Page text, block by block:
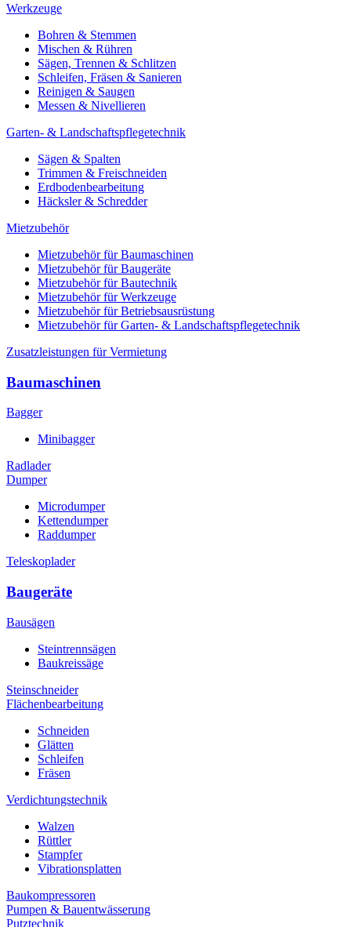
Werkzeuge
Bohren & Stemmen
Mischen & Rühren
Sägen, Trennen & Schlitzen
Schleifen, Fräsen & Sanieren
Reinigen & Saugen
Messen & Nivellieren
Garten- & Landschaftspflegetechnik
Sägen & Spalten
Trimmen & Freischneiden
Erdbodenbearbeitung
Häcksler & Schredder
Mietzubehör
Mietzubehör für Baumaschinen
Mietzubehör für Baugeräte
Mietzubehör für Bautechnik
Mietzubehör für Werkzeuge
Mietzubehör für Betriebsausrüstung
Mietzubehör für Garten- & Landschaftspflegetechnik
Zusatzleistungen für Vermietung
Baumaschinen
Bagger
Minibagger
Radlader
Dumper
Microdumper
Kettendumper
Raddumper
Teleskoplader
Baugeräte
Bausägen
Steintrennsägen
Baukreissäge
Steinschneider
Flächenbearbeitung
Schneiden
Glätten
Schleifen
Fräsen
Verdichtungstechnik
Walzen
Rüttler
Stampfer
Vibrationsplatten
Baukompressoren
Pumpen & Bauentwässerung
Putztechnik